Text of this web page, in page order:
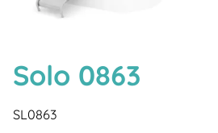
Solo 0863
SL0863